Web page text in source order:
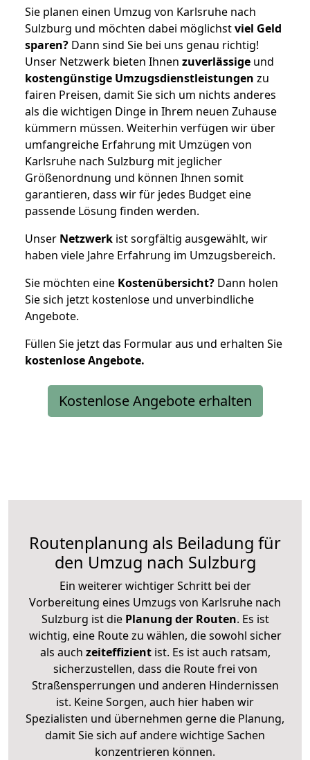
Sie planen einen Umzug von Karlsruhe nach
Sulzburg und möchten dabei möglichstviel Geld
sparen? Dann sind Sie bei uns genau richtig!
Unser Netzwerk bieten Ihnen zuverlässige und
kostengünstige Umzugsdienstleistungen zu
fairen Preisen, damit Sie sich um nichts anderes
als die wichtigen Dinge in Ihrem neuen Zuhause
kümmern müssen. Weiterhin verfügen wir über
umfangreiche Erfahrung mit Umzügen von
Karlsruhe nach Sulzburg mit jeglicher
Größenordnung und können Ihnen somit
garantieren, dass wir für jedes Budget eine
passende Lösung finden werden.
Unser Netzwerk ist sorgfältig ausgewählt, wir
haben viele Jahre Erfahrung im Umzugsbereich.
Sie möchten eine Kostenübersicht? Dann holen
Sie sich jetzt kostenlose und unverbindliche
Angebote.
Füllen Sie jetzt das Formular aus und erhalten Sie
kostenloseAngebote.
Kostenlose Angebote erhalten
Routenplanung als Beiladung für
den Umzug nach Sulzburg
Ein weiterer wichtiger Schritt bei der
Vorbereitung eines Umzugs von Karlsruhe nach
Sulzburg ist diePlanung der Routen. Es ist
wichtig, eine Route zu wählen, die sowohl sicher
als auch zeiteffizientist. Es ist auch ratsam,
sicherzustellen, dass die Route frei von
Straßensperrungen und anderen Hindernissen
ist. Keine Sorgen, auch hier haben wir
Spezialisten und übernehmen gerne die Planung,
damit Sie sich auf andere wichtige Sachen
konzentrieren können.